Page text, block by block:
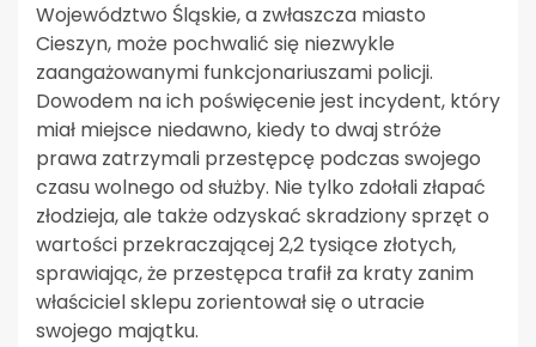
Województwo Śląskie, a zwłaszcza miasto
Cieszyn, może pochwalić się niezwykle
zaangażowanymi funkcjonariuszami policji.
Dowodem na ich poświęcenie jest incydent, który
miał miejsce niedawno, kiedy to dwaj stróże
prawa zatrzymali przestępcę podczas swojego
czasu wolnego od służby. Nie tylko zdołali złapać
złodzieja, ale także odzyskać skradziony sprzęt o
wartości przekraczającej 2,2 tysiące złotych,
sprawiając, że przestępca trafił za kraty zanim
właściciel sklepu zorientował się o utracie
swojego majątku.